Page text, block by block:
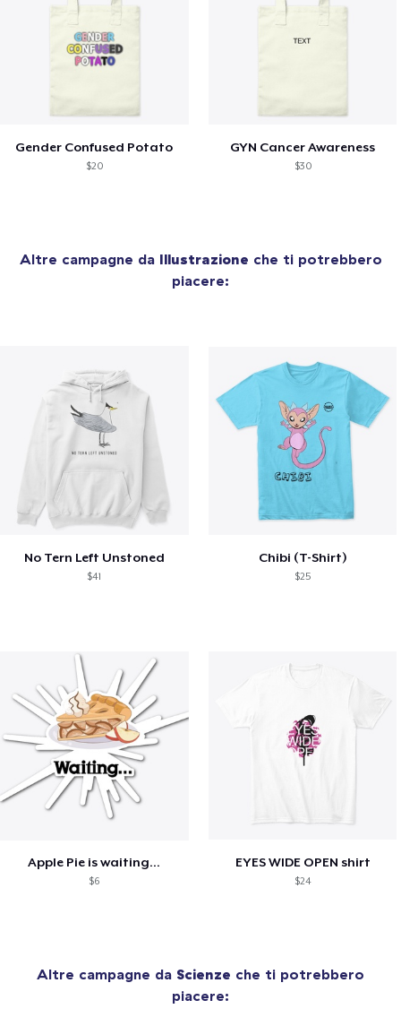
Gender Confused Potato
$20
GYN Cancer Awareness
$30
Altre campagne da Illustrazione che ti potrebbero
piacere:
No Tern Left Unstoned
$41
Chibi (T-Shirt)
$25
Apple Pie is waiting...
$6
EYES WIDE OPEN shirt
$24
Altre campagne da Scienze che ti potrebbero
piacere: